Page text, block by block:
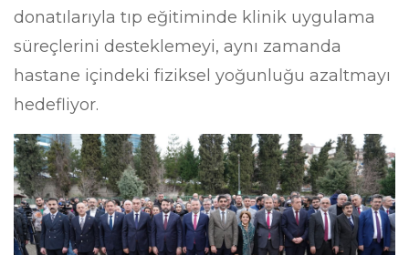
donatılarıyla tıp eğitiminde klinik uygulama
süreçlerini desteklemeyi, aynı zamanda
hastane içindeki fiziksel yoğunluğu azaltmayı
hedefliyor.